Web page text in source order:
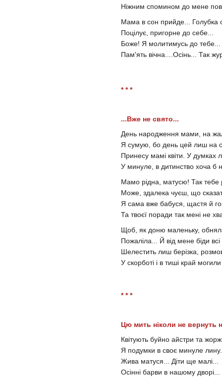
Ніжним спомином до мене
Мама в сон прийде... Голубка
Поцілує, пригорне до себе...
Боже! Я молитимусь до тебе...
Пам'ять вічна....Осінь... Так
* * *
...Вже не свято...
День народження мами, на
Я сумую, бо день цей лиш на
Принесу мамі квіти. У думках
У минуле, в дитинство хоча б
Мамо рідна, матусю! Так тебе
Може, здалека чуєш, що
Я сама вже бабуся, щастя й
Та твоєї поради так мені не
Щоб, як доню маленьку,
Пожаліла... Й від мене біди всі
Шелестить лиш берізка,
У скорботі і в тиші край
* * *
Цю мить ніколи не вернуть
Квітують буйно айстри та
Я подумки в своє минуле
Жива матуся... Діти ще малі...
Осінні барви в нашому дворі...